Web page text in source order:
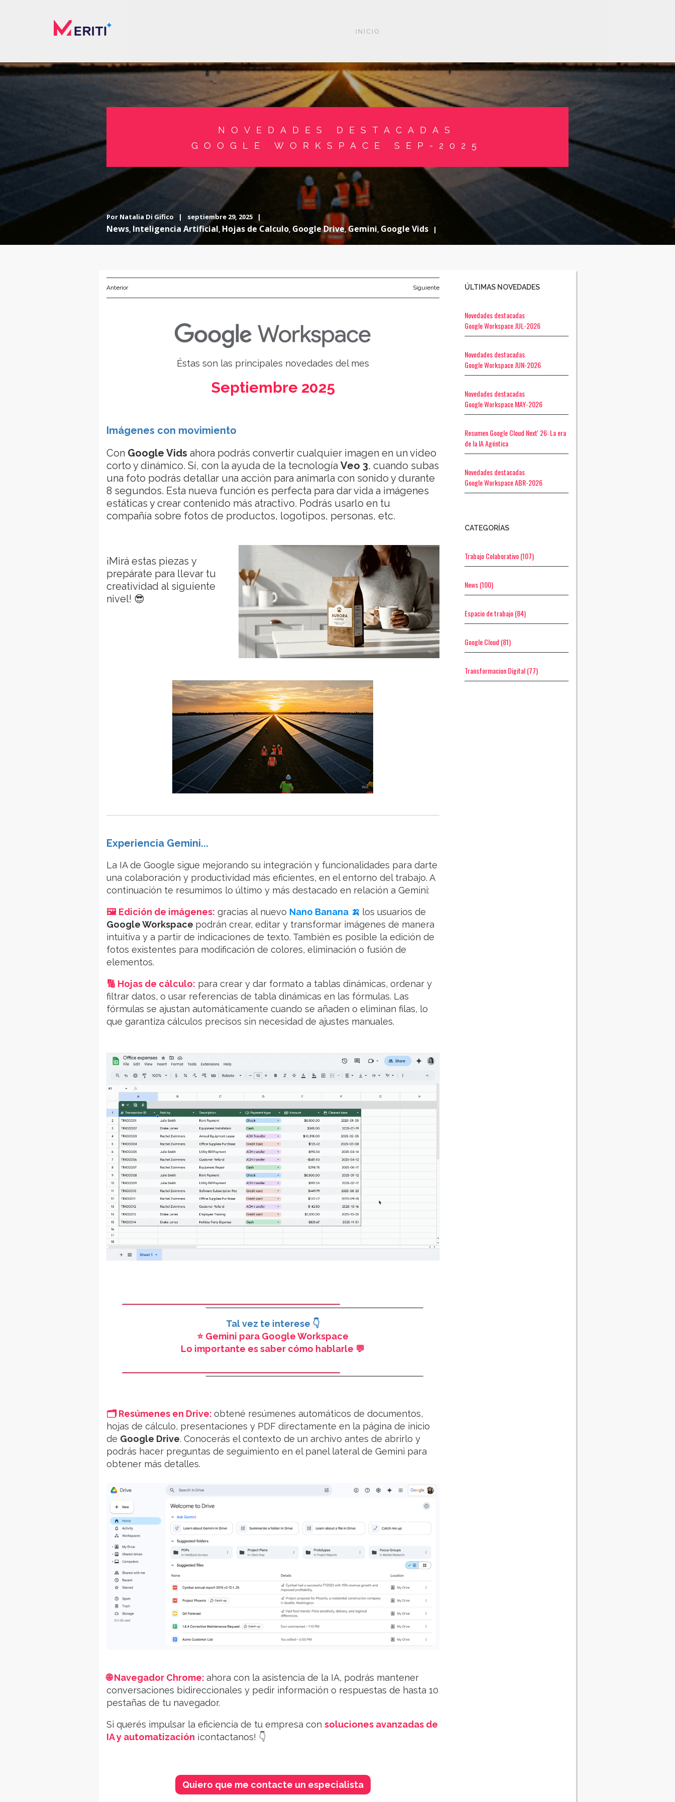
INICIO
NOVEDADES DESTACADAS
GOOGLE WORKSPACE SEP-2025
Por Natalia Di Gifico | septiembre 29, 2025 |
News, Inteligencia Artificial, Hojas de Calculo, Google Drive,Gemini, Google Vids |
Anterior Siguiente
Éstas son las principales novedades del mes
Septiembre 2025
Imágenes con movimiento
Con Google Vids ahora podrás convertir cualquier imagen en un video
corto y dinámico. Sí, con la ayuda de la tecnología Veo 3, cuando subas
una foto podrás detallar una acción para animarla con sonido y durante
8 segundos. Esta nueva función es perfecta para dar vida a imágenes
estáticas y crear contenido más atractivo. Podrás usarlo en tu
compañía sobre fotos de productos, logotipos, personas, etc.
¡Mirá estas piezas y
prepárate para llevar tu
creatividad al siguiente
nivel! 😎
Experiencia Gemini...
La IA de Google sigue mejorando su integración y funcionalidades para darte
una colaboración y productividad más eficientes, en el entorno del trabajo. A
continuación te resumimos lo último y más destacado en relación a Gemini:
🖼️ Edición de imágenes: gracias al nuevo Nano Banana 🍌 los usuarios de
Google Workspace podrán crear, editar y transformar imágenes de manera
intuitiva y a partir de indicaciones de texto. También es posible la edición de
fotos existentes para modificación de colores, eliminación o fusión de
elementos.
🔢 Hojas de cálculo: para crear y dar formato a tablas dinámicas, ordenar y
filtrar datos, o usar referencias de tabla dinámicas en las fórmulas. Las
fórmulas se ajustan automáticamente cuando se añaden o eliminan filas, lo
que garantiza cálculos precisos sin necesidad de ajustes manuales.
Tal vez te interese 👇
⭐ Gemini para Google Workspace
Lo importante es saber cómo hablarle 💬
🗂️ Resúmenes en Drive: obtené resúmenes automáticos de documentos,
hojas de cálculo, presentaciones y PDF directamente en la página de inicio
de Google Drive. Conocerás el contexto de un archivo antes de abrirlo y
podrás hacer preguntas de seguimiento en el panel lateral de Gemini para
obtener más detalles.
🌐 Navegador Chrome: ahora con la asistencia de la IA, podrás mantener
conversaciones bidireccionales y pedir información o respuestas de hasta 10
pestañas de tu navegador.
Si querés impulsar la eficiencia de tu empresa con soluciones avanzadas de
IA y automatización ¡contactanos! 👇
Quiero que me contacte un especialista
ÚLTIMAS NOVEDADES
Novedades destacadas
Google Workspace JUL-2026
Novedades destacadas
Google Workspace JUN-2026
Novedades destacadas
Google Workspace MAY-2026
Resumen Google Cloud Next' 26: La era
de la IA Agéntica
Novedades destacadas
Google Workspace ABR-2026
CATEGORÍAS
Trabajo Colaborativo(107)
News(100)
Espacio de trabajo(84)
Google Cloud (81)
Transformacion Digital(77)